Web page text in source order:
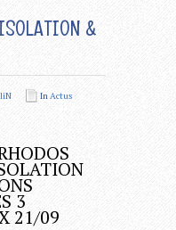
&
InActus
3
21/09